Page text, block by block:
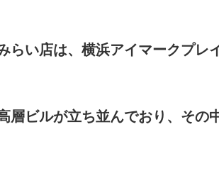
らい店は、横浜アイマークプレ
層ビルが立ち並んでおり、その